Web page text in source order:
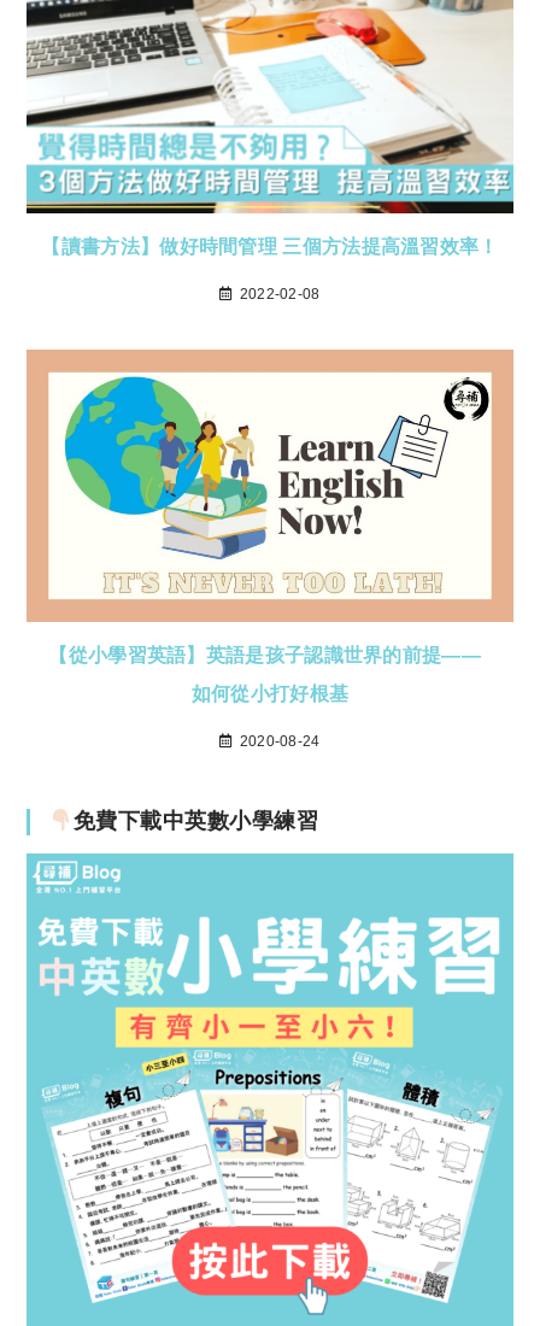
【讀書方法】做好時間管理 三個方法提高溫習效率！
2022-02-08
【從小學習英語】英語是孩子認識世界的前提——
如何從小打好根基
2020-08-24
免費下載中英數小學練習